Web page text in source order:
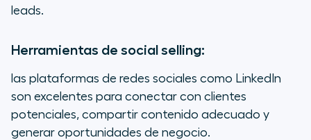
leads.
Herramientas de social selling:
las plataformas de redes sociales como LinkedIn
son excelentes para conectar con clientes
potenciales, compartir contenido adecuado y
generar oportunidades de negocio.